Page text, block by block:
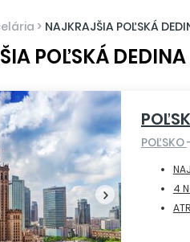
> NAJKRAJŠIA POĽSKÁ
POĽSKÁ DEDINA
POĽSKO
4